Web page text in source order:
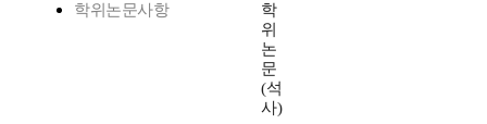
학위논문사항
학
위
논
문
(석
사)